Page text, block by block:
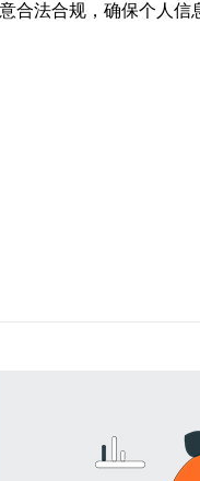
合法合规，确保个人信